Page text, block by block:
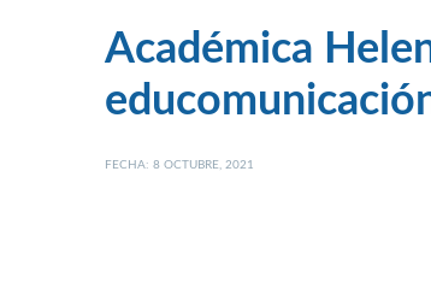
Académica
FECHA: 8 OCTUBRE, 2021